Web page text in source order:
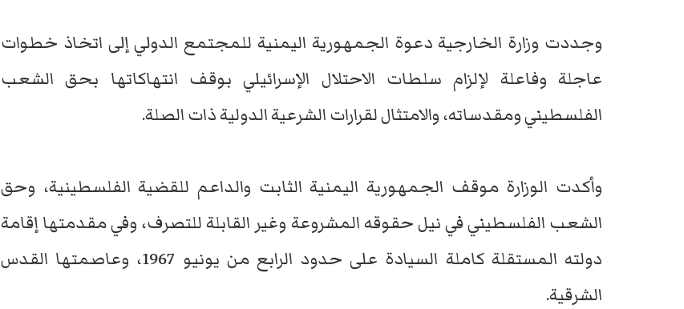
وجددت وزارة الخارجية دعوة الجمهورية اليمنية للمجتمع الدولي إلى اتخاذ خطوات
عاجلة وفاعلة لإلزام سلطات الاحتلال الإسرائيلي بوقف انتهاكاتها بحق الشعب
الفلسطيني ومقدساته، والامتثال لقرارات الشرعية الدولية ذات الصلة.
وأكدت الوزارة موقف الجمهورية اليمنية الثابت والداعم للقضية الفلسطينية، وحق
الشعب الفلسطيني في نيل حقوقه المشروعة وغير القابلة للتصرف، وفي مقدمتها إقامة
دولته المستقلة كاملة السيادة على حدود الرابع من يونيو 1967، وعاصمتها القدس
الشرقية.